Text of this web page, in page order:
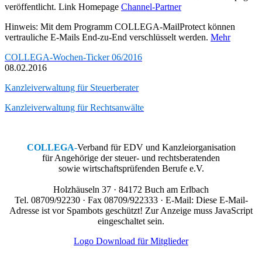
veröffentlicht. Link Homepage Channel-Partner
Hinweis: Mit dem Programm COLLEGA-MailProtect können
vertrauliche E-Mails End-zu-End verschlüsselt werden. Mehr
COLLEGA-Wochen-Ticker 06/2016
08.02.2016
Kanzleiverwaltung für Steuerberater
Kanzleiverwaltung für Rechtsanwälte
COLLEGA-Verband für EDV und Kanzleiorganisation
für Angehörige der steuer- und rechtsberatenden
sowie wirtschaftsprüfenden Berufe e.V.
Holzhäuseln 37 · 84172 Buch am Erlbach
Tel. 08709/92230 · Fax 08709/922333 · E-Mail: Diese E-Mail-
Adresse ist vor Spambots geschützt! Zur Anzeige muss JavaScript
eingeschaltet sein.
Logo Download für Mitglieder